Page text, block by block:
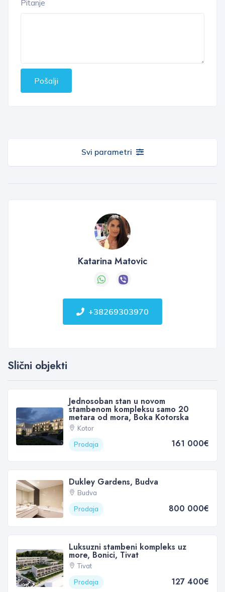
Pitanje
Pošalji
Svi parametri
Katarina Matovic
+38269303970
Slični objekti
Jednosoban stan u novom
stambenom kompleksu samo 20
metara od mora, Boka Kotorska
Kotor
Prodaja
161 000€
Dukley Gardens, Budva
Budva
Prodaja
800 000€
Luksuzni stambeni kompleks uz
more, Bonici, Tivat
Tivat
Prodaja
127 400€